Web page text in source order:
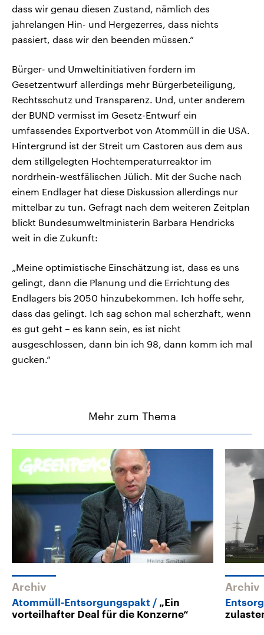
dass wir genau diesen Zustand, nämlich des
jahrelangen Hin- und Hergezerres, dass nichts
passiert, dass wir den beenden müssen.“
Bürger- und Umweltinitiativen fordern im
Gesetzentwurf allerdings mehr Bürgerbeteiligung,
Rechtsschutz und Transparenz. Und, unter anderem
der BUND vermisst im Gesetz-Entwurf ein
umfassendes Exportverbot von Atommüll in die USA.
Hintergrund ist der Streit um Castoren aus dem aus
dem stillgelegten Hochtemperaturreaktor im
nordrhein-westfälischen Jülich. Mit der Suche nach
einem Endlager hat diese Diskussion allerdings nur
mittelbar zu tun. Gefragt nach dem weiteren Zeitplan
blickt Bundesumweltministerin Barbara Hendricks
weit in die Zukunft:
„Meine optimistische Einschätzung ist, dass es uns
gelingt, dann die Planung und die Errichtung des
Endlagers bis 2050 hinzubekommen. Ich hoffe sehr,
dass das gelingt. Ich sag schon mal scherzhaft, wenn
es gut geht – es kann sein, es ist nicht
ausgeschlossen, dann bin ich 98, dann komm ich mal
gucken.“
Mehr zum Thema
Archiv
Atommüll-Entsorgungspakt
„Ein
vorteilhafter Deal für die Konzerne“
Archiv